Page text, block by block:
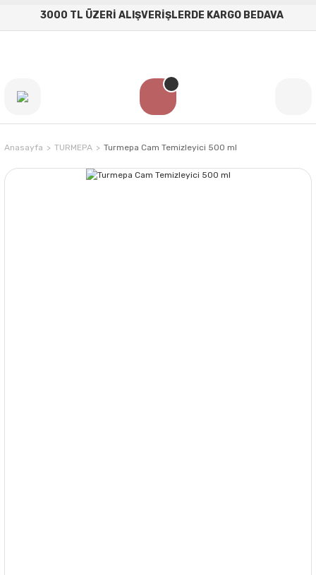
3000 TL ÜZERİ ALIŞVERİŞLERDE KARGO BEDAVA
Anasayfa TURMEPA Turmepa Cam Temizleyici 500 ml